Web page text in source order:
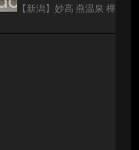
【新潟】妙高 燕温泉 樺